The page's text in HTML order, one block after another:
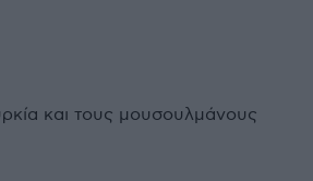
και τους μουσουλμάνους